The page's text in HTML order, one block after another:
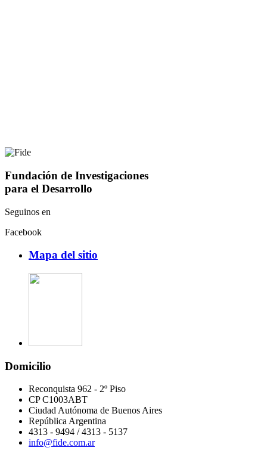
Fundación de Investigaciones
para el Desarrollo
Seguinos en
Facebook
Mapa del sitio
Domicilio
Reconquista 962 - 2º Piso
CP C1003ABT
Ciudad Autónoma de Buenos Aires
República Argentina
4313 - 9494 / 4313 - 5137
info@fide.com.ar